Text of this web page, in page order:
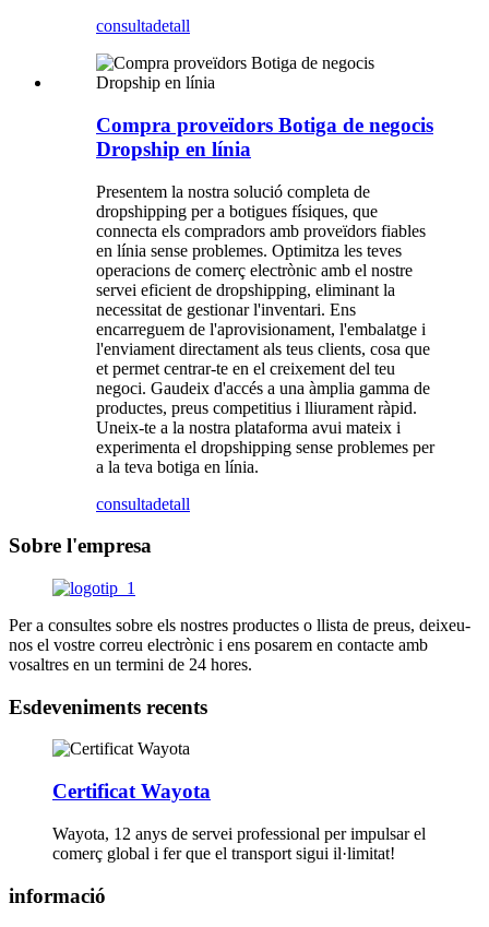
consultadetall
Compra proveïdors Botiga de negocis
Dropship en línia
Presentem la nostra solució completa de
dropshipping per a botigues físiques, que
connecta els compradors amb proveïdors fiables
en línia sense problemes. Optimitza les teves
operacions de comerç electrònic amb el nostre
servei eficient de dropshipping, eliminant la
necessitat de gestionar l'inventari. Ens
encarreguem de l'aprovisionament, l'embalatge i
l'enviament directament als teus clients, cosa que
et permet centrar-te en el creixement del teu
negoci. Gaudeix d'accés a una àmplia gamma de
productes, preus competitius i lliurament ràpid.
Uneix-te a la nostra plataforma avui mateix i
experimenta el dropshipping sense problemes per
a la teva botiga en línia.
consultadetall
Sobre l'empresa
Per a consultes sobre els nostres productes o llista de preus, deixeu-
nos el vostre correu electrònic i ens posarem en contacte amb
vosaltres en un termini de 24 hores.
Esdeveniments recents
Certificat Wayota
Wayota, 12 anys de servei professional per impulsar el
comerç global i fer que el transport sigui il·limitat!
informació